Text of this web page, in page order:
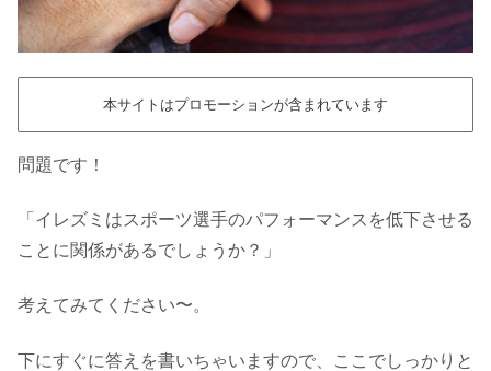
本サイトはプロモーションが含まれています
問題です！
「イレズミはスポーツ選手のパフォーマンスを低下させる
ことに関係があるでしょうか？」
考えてみてください〜。
下にすぐに答えを書いちゃいますので、ここでしっかりと